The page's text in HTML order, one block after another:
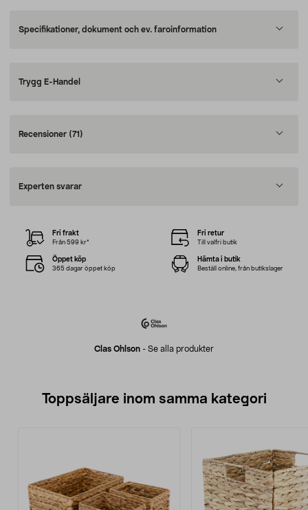
Specifikationer, dokument och ev. faroinformation
Trygg E-Handel
Recensioner (71)
Experten svarar
Clas Ohlson - Se alla produkter
Fri frakt
Från 599 kr*
Fri retur
Till valfri butik
Öppet köp
365 dagar öppet köp
Hämta i butik
Beställ online, från butikslager
Toppsäljare inom samma kategori